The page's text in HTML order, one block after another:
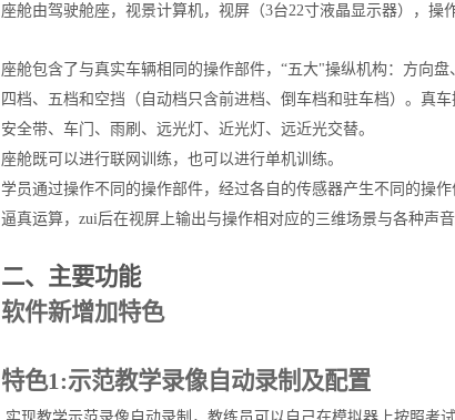
座舱由驾驶舱座，视景计算机，视屏（3台22寸液晶显示器），操
座舱包含了与真实车辆相同的操作部件，“五大"操纵机构：方向
四档、五档和空挡（自动档只含前进档、倒车档和驻车档）。真
安全带、车门、雨刷、远光灯、近光灯、远近光交替。
座舱既可以进行联网训练，也可以进行单机训练。
学员通过操作不同的操作部件，经过各自的传感器产生不同的操
逼真运算，zui后在视屏上输出与操作相对应的三维场景与各种声音
二、主要功能
软件新增加特色
特色1:示范教学录像自动录制及配置